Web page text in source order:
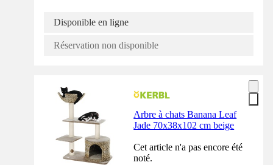
Disponible en ligne
Réservation non disponible
Arbre à chats Banana Leaf
Jade 70x38x102 cm beige
Cet article n'a pas encore été
noté.